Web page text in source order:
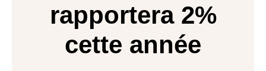
rapportera 2%
cette année